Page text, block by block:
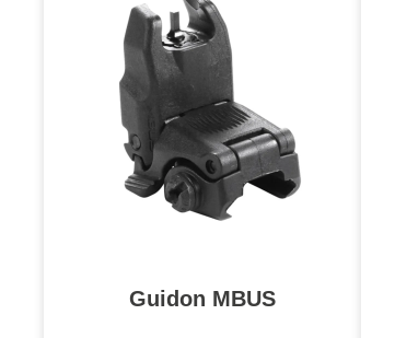
Guidon MBUS